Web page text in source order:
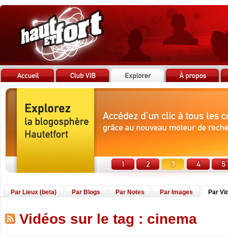
Par Lieux (beta) Par Blogs Par Notes Par Images Par
Vidéos sur le tag : cinema